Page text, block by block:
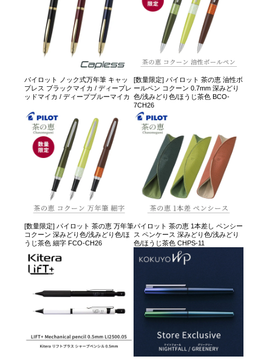
パイロット ノック式万年筆 キャッ
プレス ブラックマイカ / ディープレ
ッドマイカ / ディープブルーマイカ
[数量限定] パイロット 茶の恵 油性ボ
ールペン コクーン 0.7mm 深みどり
色/浅みどり色/ほうじ茶色 BCO-
7CH26
[数量限定] パイロット 茶の恵 万年筆
コクーン 深みどり色/浅みどり色/ほ
うじ茶色 細字 FCO-CH26
パイロット 茶の恵 1本差し ペンシー
ス ペンケース 深みどり色/浅みどり
色/ほうじ茶色 CHPS-11